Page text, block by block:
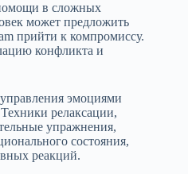
в сложных
может предложить
прийти к компромиссу.
конфликта и
эмоциями
релаксации,
упражнения,
состояния,
реакций.